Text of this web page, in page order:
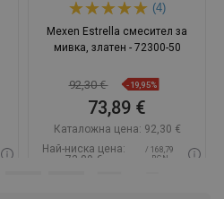
(4)
Mexen Estrella смесител за
мивка, златен - 72300-50
92,30 € -19,95%
73,89 €
Каталожна цена: 92,30 €
Най-ниска цена:
73,89 €
/ 168,79
BGN